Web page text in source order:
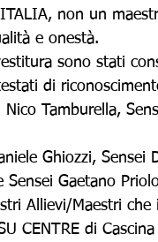
ITALIA, non un
e onestà.
sono stati
di
Tamburella,
Ghiozzi, Sensei
Gaetano
Allievi/Maestri
CENTRE di